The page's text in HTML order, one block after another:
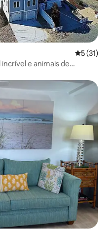
5 de uma
5 (31)
e animais de